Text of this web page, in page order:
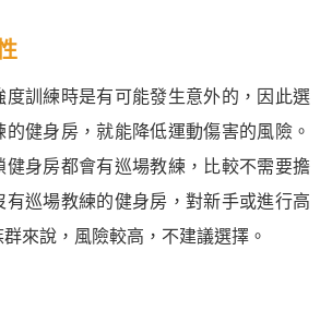
訓練時是有可能發生意外的，因此選
健身房，就能降低運動傷害的風險。
身房都會有巡場教練，比較不需要擔
有巡場教練的健身房，對新手或進行高
來說，風險較高，不建議選擇。